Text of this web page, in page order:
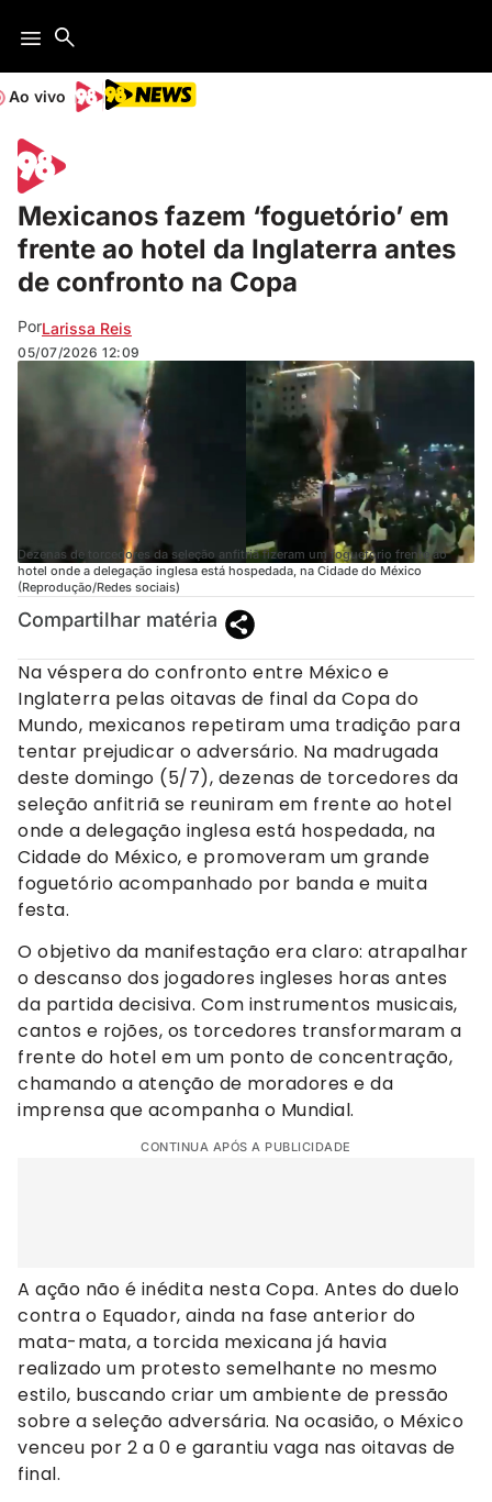
Ao vivo
Mexicanos fazem ‘foguetório’ em
frente ao hotel da Inglaterra antes
de confronto na Copa
PorLarissa Reis
05/07/2026 12:09
Dezenas de torcedores da seleção anfitriã fizeram um foguetório frente ao
hotel onde a delegação inglesa está hospedada, na Cidade do México
(Reprodução/Redes sociais)
Compartilhar matéria
Na véspera do confronto entre México e
Inglaterra pelas oitavas de final da Copa do
Mundo, mexicanos repetiram uma tradição para
tentar prejudicar o adversário. Na madrugada
deste domingo (5/7), dezenas de torcedores da
seleção anfitriã se reuniram em frente ao hotel
onde a delegação inglesa está hospedada, na
Cidade do México, e promoveram um grande
foguetório acompanhado por banda e muita
festa.
O objetivo da manifestação era claro: atrapalhar
o descanso dos jogadores ingleses horas antes
da partida decisiva. Com instrumentos musicais,
cantos e rojões, os torcedores transformaram a
frente do hotel em um ponto de concentração,
chamando a atenção de moradores e da
imprensa que acompanha o Mundial.
CONTINUA APÓS A PUBLICIDADE
A ação não é inédita nesta Copa. Antes do duelo
contra o Equador, ainda na fase anterior do
mata-mata, a torcida mexicana já havia
realizado um protesto semelhante no mesmo
estilo, buscando criar um ambiente de pressão
sobre a seleção adversária. Na ocasião, o México
venceu por 2 a 0 e garantiu vaga nas oitavas de
final.